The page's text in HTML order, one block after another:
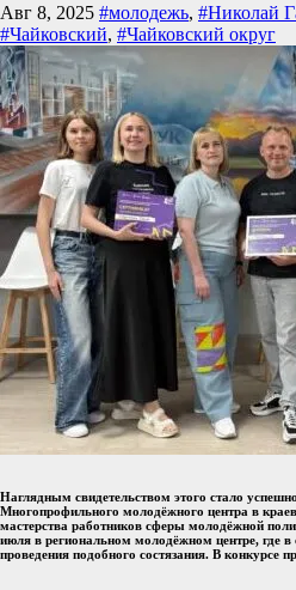
Авг 8, 2025 #молодежь, #Николай
#Чайковский, #Чайковский округ
Наглядным свидетельством этого стало
Многопрофильного молодёжного центра в
мастерства работников сферы молодёжной
июля в региональном молодёжном центре, где в
проведения подобного состязания. В конкурсе